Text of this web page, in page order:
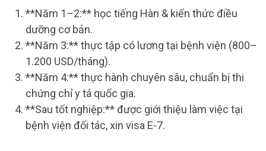
**Năm 1–2:** học tiếng Hàn & kiến thức điều
dưỡng cơ bản.
**Năm 3:** thực tập có lương tại bệnh viện (800–
1.200 USD/tháng).
**Năm 4:** thực hành chuyên sâu, chuẩn bị thi
chứng chỉ y tá quốc gia.
**Sau tốt nghiệp:** được giới thiệu làm việc tại
bệnh viện đối tác, xin visa E-7.